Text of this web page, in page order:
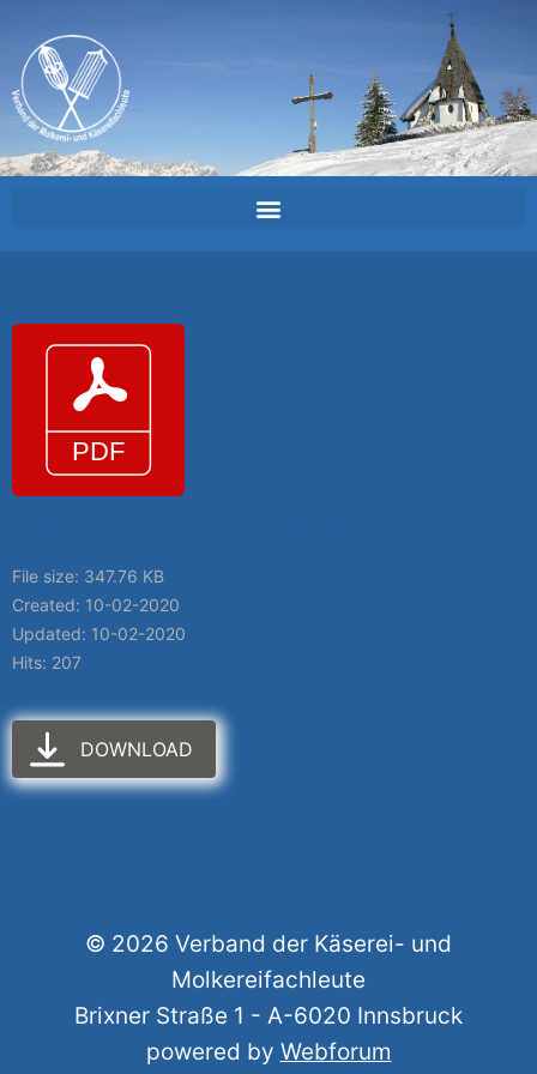
File size: 347.76 KB
Created: 10-02-2020
Updated: 10-02-2020
Hits: 207
DOWNLOAD
© 2026 Verband der Käserei- und
Molkereifachleute
Brixner Straße 1 - A-6020 Innsbruck
powered by Webforum